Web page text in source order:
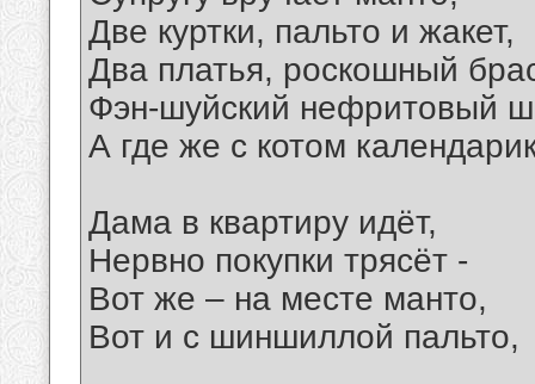
Две куртки, пальто и жакет,
Два платья, роскошный
Фэн-шуйский нефритовый
А где же с котом
Дама в квартиру идёт,
Нервно покупки трясёт -
Вот же – на месте манто,
Вот и с шиншиллой пальто,